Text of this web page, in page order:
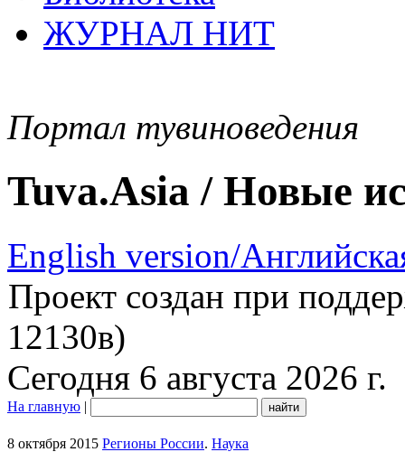
ЖУРНАЛ НИТ
Портал тувиноведения
Tuva.Asia / Новые
English version/
Проект создан при
12130в)
Сегодня 6 августа 2026 г.
На главную |
8 октября 2015 Регионы России. Наука